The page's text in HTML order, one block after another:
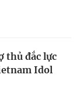
thủ đắc lực
Idol